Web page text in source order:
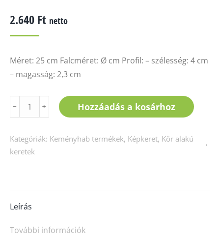
2.640 Ft netto
Méret: 25 cm Falcméret: Ø cm Profil: – szélesség: 4 cm
– magasság: 2,3 cm
25
csont,
fehér)
﹣ ﹢ Hozzáadás a kosárhoz
Kategóriák: Keményhab termékek, Képkeret, Kör alakú
keretek
Leírás
További információk